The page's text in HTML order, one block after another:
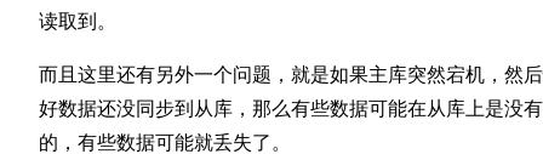
读取到。
而且这里还有另外一个问题，就是如果主库突然宕机，然
好数据还没同步到从库，那么有些数据可能在从库上是没有
的，有些数据可能就丢失了。